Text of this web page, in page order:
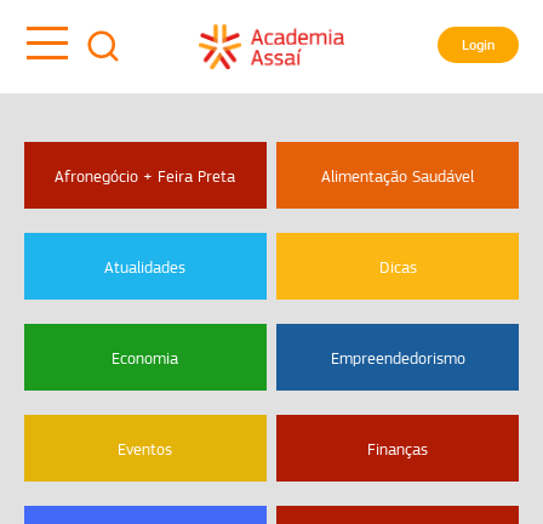
Login
Afronegócio + Feira Preta Alimentação Saudável
Atualidades Dicas
Economia Empreendedorismo
Eventos Finanças